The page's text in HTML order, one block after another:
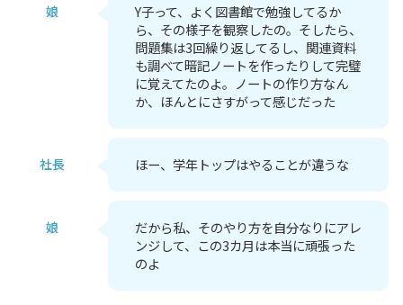
娘
Y子って、よく図書館で勉強してるか
ら、その様子を観察したの。そしたら、
問題集は3回繰り返してるし、関連資料
も調べて暗記ノートを作ったりして完璧
に覚えてたのよ。ノートの作り方なん
か、ほんとにさすがって感じだった
社長 ほー、学年トップはやることが違うな
娘
だから私、そのやり方を自分なりにアレ
ンジして、この3カ月は本当に頑張った
のよ